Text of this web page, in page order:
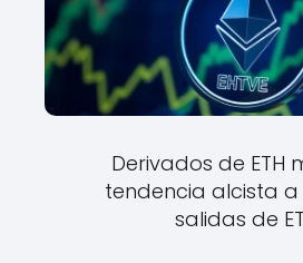
Derivados de ETH
tendencia alcista
salidas de